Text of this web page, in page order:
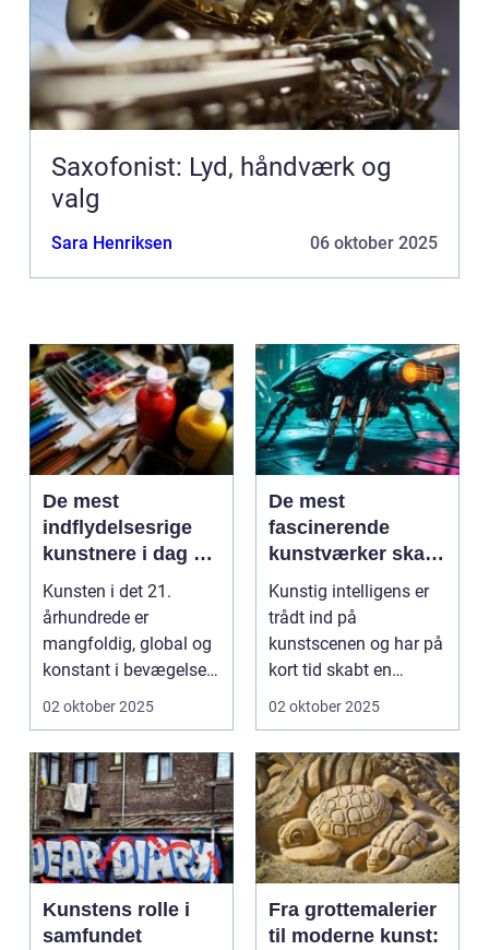
Saxofonist: Lyd, håndværk og
valg
Sara Henriksen 06 oktober 2025
De mest
indflydelsesrige
kunstnere i dag og
deres bidrag
Kunsten i det 21.
århundrede er
mangfoldig, global og
konstant i bevægelse.
Hvor fortide...
02 oktober 2025
De mest
fascinerende
kunstværker skabt
med kunstig
intelligens
Kunstig intelligens er
trådt ind på
kunstscenen og har på
kort tid skabt en
b&osla...
02 oktober 2025
Kunstens rolle i
samfundet
Fra grottemalerier
til moderne kunst: